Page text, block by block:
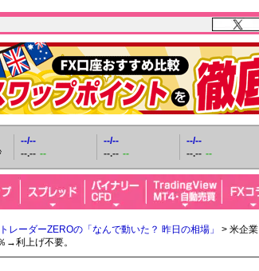
--/--
--.-- --
--/--
--.-- --
--/--
--.-- --
レーダーZEROの「なんで動いた？ 昨日の相場」
> 米企業
→利上げ不要。